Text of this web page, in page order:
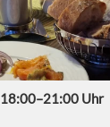
18:00–21:00 Uhr